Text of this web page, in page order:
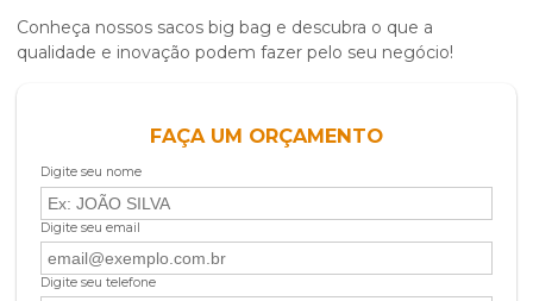
Conheça nossos sacos big bag e descubra o que a
qualidade e inovação podem fazer pelo seu negócio!
FAÇA UM ORÇAMENTO
Digite seu nome
Digite seu email
Digite seu telefone